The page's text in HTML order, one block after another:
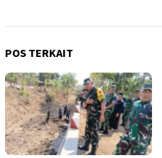
POS TERKAIT